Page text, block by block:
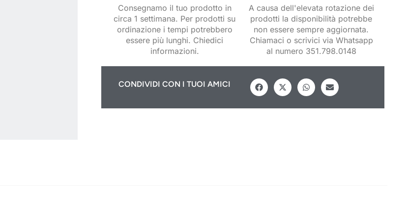
Consegnamo il tuo prodotto in
circa 1 settimana. Per prodotti su
ordinazione i tempi potrebbero
essere più lunghi. Chiedici
informazioni.
A causa dell'elevata rotazione dei
prodotti la disponibilità potrebbe
non essere sempre aggiornata.
Chiamaci o scrivici via Whatsapp
al numero 351.798.0148
CONDIVIDI CON I TUOI AMICI